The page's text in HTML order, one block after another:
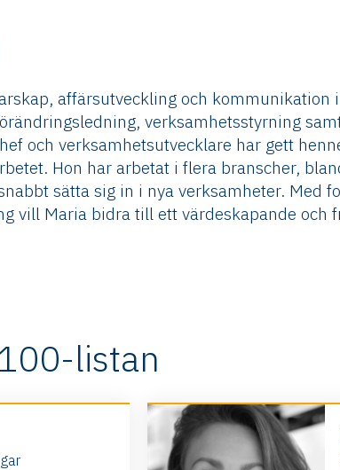
affärsutveckling och
verksamhetsstyrning
och verksamhetsutvecklare har gett
Hon har arbetat i flera branscher,
sätta sig in i nya verksamheter. Med
vill Maria bidra till ett värdeskapande och
listan